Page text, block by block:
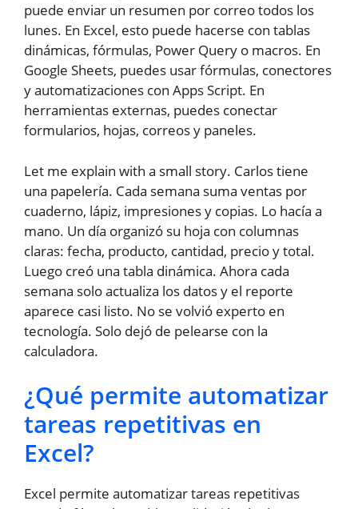
puede enviar un resumen por correo todos los
lunes. En Excel, esto puede hacerse con tablas
dinámicas, fórmulas, Power Query o macros. En
Google Sheets, puedes usar fórmulas, conectores
y automatizaciones con Apps Script. En
herramientas externas, puedes conectar
formularios, hojas, correos y paneles.
Let me explain with a small story. Carlos tiene
una papelería. Cada semana suma ventas por
cuaderno, lápiz, impresiones y copias. Lo hacía a
mano. Un día organizó su hoja con columnas
claras: fecha, producto, cantidad, precio y total.
Luego creó una tabla dinámica. Ahora cada
semana solo actualiza los datos y el reporte
aparece casi listo. No se volvió experto en
tecnología. Solo dejó de pelearse con la
calculadora.
¿Qué permite automatizar
tareas repetitivas en
Excel?
Excel permite automatizar tareas repetitivas